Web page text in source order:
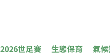
2026世足賽 生態保育 氣